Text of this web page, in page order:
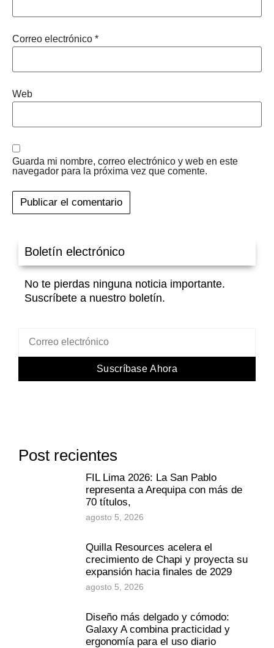
Correo electrónico *
Web
Guarda mi nombre, correo electrónico y web en este
navegador para la próxima vez que comente.
Boletín electrónico
No te pierdas ninguna noticia importante.
Suscríbete a nuestro boletín.
Suscríbase Ahora
Post recientes
FIL Lima 2026: La San Pablo
representa a Arequipa con más de
70 títulos,
agosto 5, 2026
Quilla Resources acelera el
crecimiento de Chapi y proyecta su
expansión hacia finales de 2029
agosto 5, 2026
Diseño más delgado y cómodo:
Galaxy A combina practicidad y
ergonomía para el uso diario